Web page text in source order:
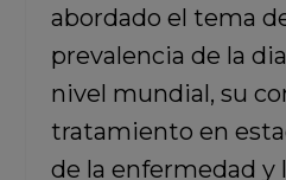
abordado el tema
prevalencia de la
nivel mundial, su
tratamiento en
de la enfermedad y